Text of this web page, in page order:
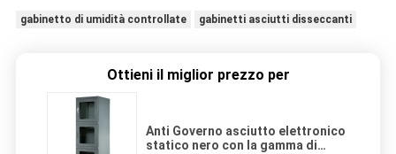
gabinetto di umidità controllate gabinetti asciutti disseccanti
Ottieni il miglior prezzo per
Anti Governo asciutto elettronico
statico nero con la gamma di